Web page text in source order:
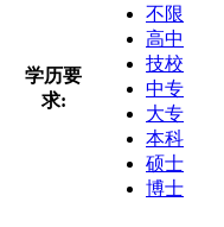
学历要
求:
不限
高中
技校
中专
大专
本科
硕士
博士